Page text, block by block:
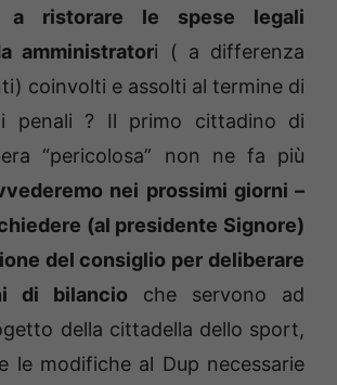
a ristorare le spese legali
amministratori ( a differenza
coinvolti e assolti al termine di
penali ? Il primo cittadino di
“pericolosa” non ne fa più
nei prossimi giorni –
(al presidente Signore)
del consiglio per deliberare
di bilancio che servono ad
della cittadella dello sport,
le modifiche al Dup necessarie